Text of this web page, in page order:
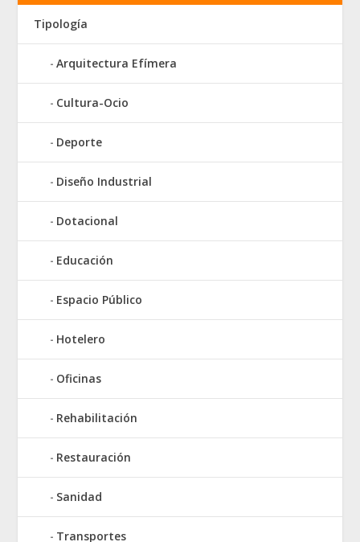
Tipología
Arquitectura Efímera
Cultura-Ocio
Deporte
Diseño Industrial
Dotacional
Educación
Espacio Público
Hotelero
Oficinas
Rehabilitación
Restauración
Sanidad
Transportes